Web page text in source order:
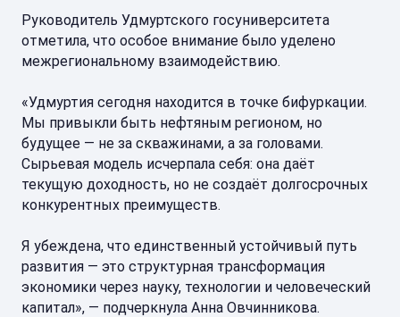
Руководитель Удмуртского госуниверситета
отметила, что особое внимание было уделено
межрегиональному взаимодействию.
«Удмуртия сегодня находится в точке бифуркации.
Мы привыкли быть нефтяным регионом, но
будущее — не за скважинами, а за головами.
Сырьевая модель исчерпала себя: она даёт
текущую доходность, но не создаёт долгосрочных
конкурентных преимуществ.
Я убеждена, что единственный устойчивый путь
развития — это структурная трансформация
экономики через науку, технологии и человеческий
капитал», — подчеркнула Анна Овчинникова.